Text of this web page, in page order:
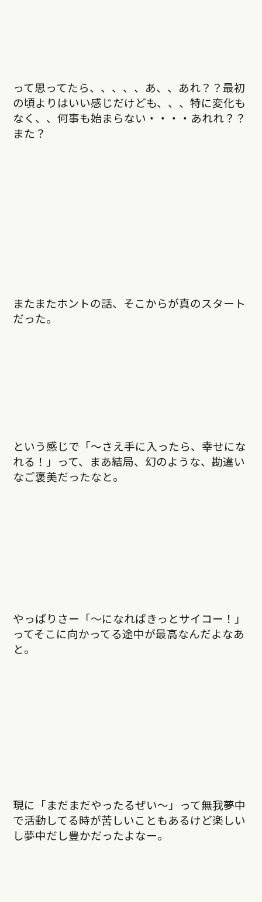
って思ってたら、、、、、あ、、あれ？？最初
の頃よりはいい感じだけども、、、特に変化も
なく、、何事も始まらない・・・・あれれ？？
また？
またまたホントの話、そこからが真のスタート
だった。
という感じで「～さえ手に入ったら、幸せにな
れる！」って、まあ結局、幻のような、勘違い
なご褒美だったなと。
やっぱりさー「～になればきっとサイコー！」
ってそこに向かってる途中が最高なんだよなあ
と。
現に「まだまだやったるぜい〜」って無我夢中
で活動してる時が苦しいこともあるけど楽しい
し夢中だし豊かだったよなー。